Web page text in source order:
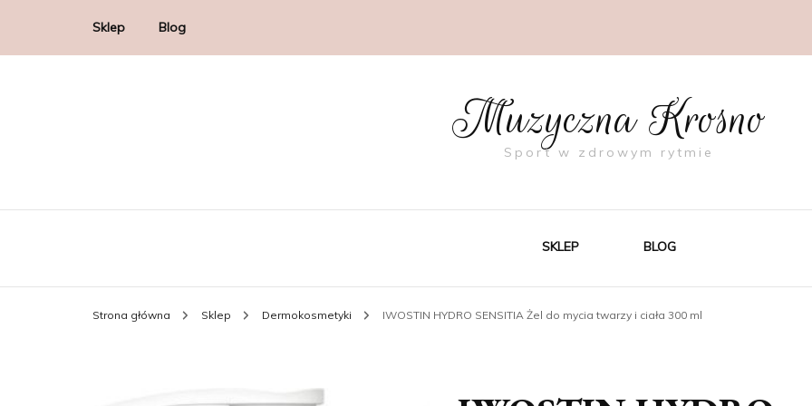
Sklep Blog
Muzyczna Krosno
Sport w zdrowym rytmie
SKLEP BLOG
Strona główna Sklep Dermokosmetyki IWOSTIN HYDRO SENSITIA Żel do mycia twarzy i ciała 300 ml